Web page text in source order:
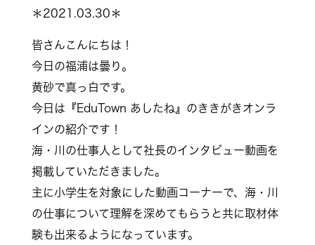
＊2021.03.30＊
皆さんこんにちは！
今日の福浦は曇り。
黄砂で真っ白です。
今日は『EduTown あしたね』のききがきオンラ
インの紹介です！
海・川の仕事人として社長のインタビュー動画を
掲載していただきました。
主に小学生を対象にした動画コーナーで、海・川
の仕事について理解を深めてもらうと共に取材体
験も出来るようになっています。